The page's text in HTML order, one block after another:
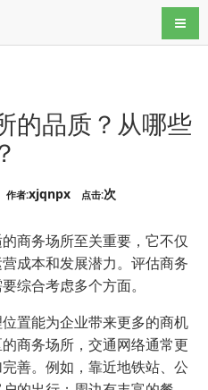
导航
的品质？从哪些
作者:xjqnpx 点击:次
商务场所至关重要，它不仅
成本和发展潜力。评估商务
综合考虑多个方面。
置能为企业带来更多的商机
商务场所，交通网络通常更
善。例如，靠近地铁站、公